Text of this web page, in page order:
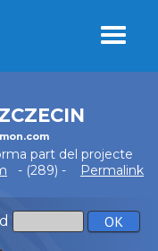
part del projecte
- (289) -
Permalink